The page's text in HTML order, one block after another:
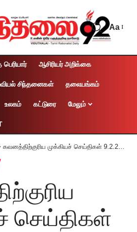
Aa
ஆசிரியர் அறிக்கை
சிந்தனைகள் தலையங்கம்
உலகம் கட்டுரை மேலும்
கவனத்திற்குரிய முக்கியச் செய்திகள் 9.2.2026
செய்திகள்